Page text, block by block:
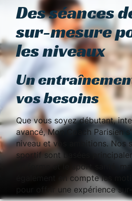
Des séances
sur-mesure
les niveaux
Un
vos besoins
Que vous soyez débutant,
avancé, Mon Coach Parisien
niveau et vos ambitions. Nos
sportif sont basées
en forme et le sport santé,
également en compte les
pour offrir une expérience sur-